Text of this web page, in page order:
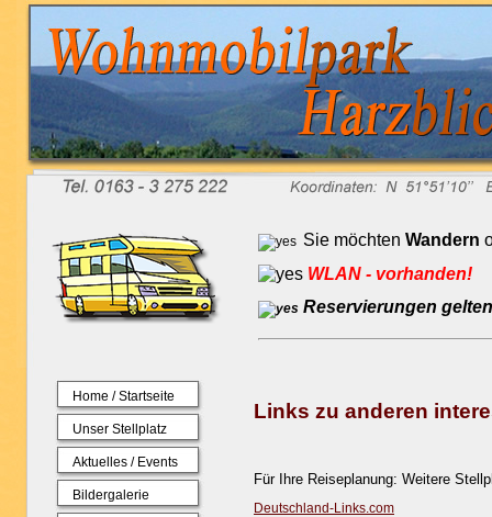
Sie möchten Wandern
WLAN - vorhanden!
Reservierungen
Home / Startseite
Unser Stellplatz
Aktuelles / Events
Bildergalerie
Links zu anderen
Für Ihre Reiseplanung: Weitere
Deutschland-Links.com